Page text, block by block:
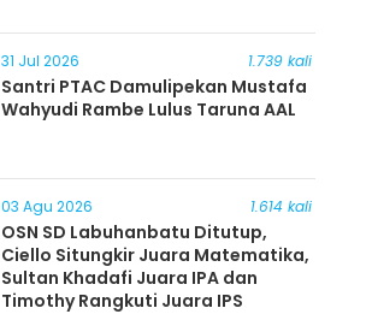
31 Jul 2026 1.739 kali
Santri PTAC Damulipekan Mustafa
Wahyudi Rambe Lulus Taruna AAL
03 Agu 2026 1.614 kali
OSN SD Labuhanbatu Ditutup,
Ciello Situngkir Juara Matematika,
Sultan Khadafi Juara IPA dan
Timothy Rangkuti Juara IPS